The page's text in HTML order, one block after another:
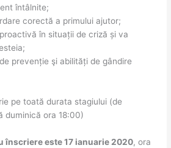
întâlnite;
corectă a primului ajutor;
în situații de criză și va
prevenție şi abilități de gândire
pe toată durata stagiului (de
duminică ora 18:00)
înscriere este 17 ianuarie 2020, ora